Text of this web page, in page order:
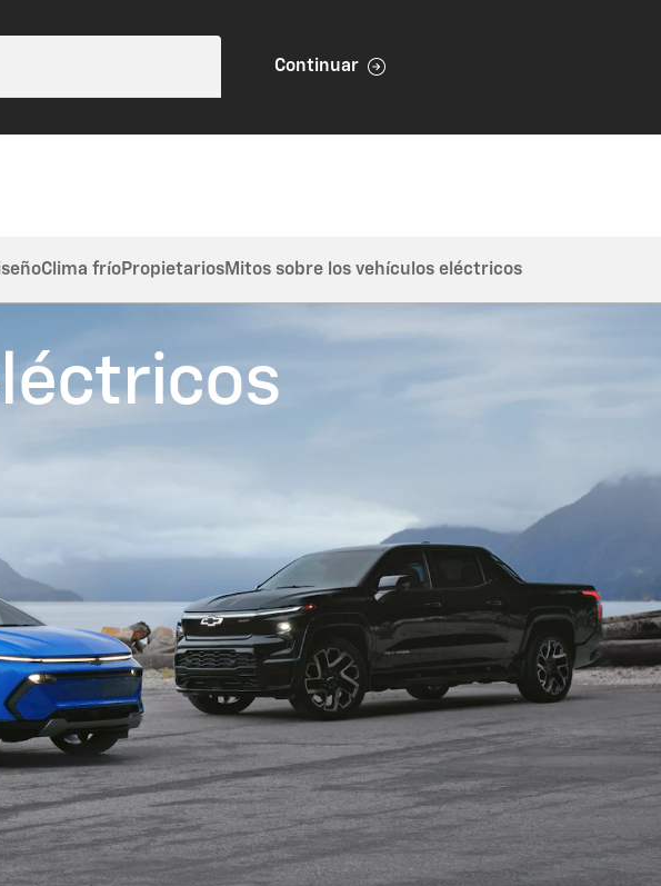
Continuar
Clima fríoPropietariosMitos sobre los vehículos eléctricos